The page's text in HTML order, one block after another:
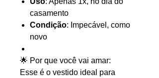
casamento
Condição: Impecável, como
novo
🌟 Por que você vai amar:
Esse é o vestido ideal para